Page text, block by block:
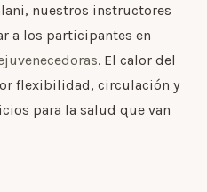
nuestros instructores
a los participantes en
. El calor del
flexibilidad, circulación y
para la salud que van